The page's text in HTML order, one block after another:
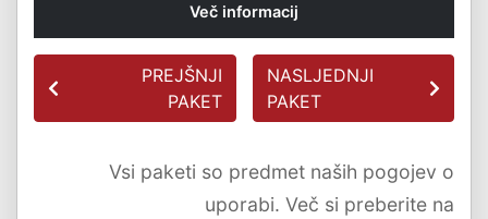
Več informacij
PREJŠNJI
PAKET
NASLJEDNJI
PAKET
Vsi paketi so predmet naših pogojev o
uporabi. Več si preberite na